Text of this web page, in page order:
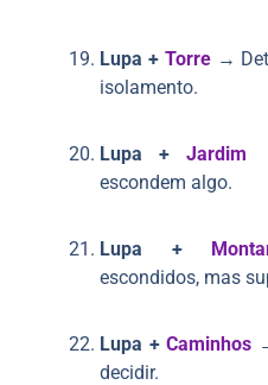
Lupa + Torre →
isolamento.
Lupa +Jardim
escondem algo.
Lupa +
escondidos, mas
Lupa +Caminhos
decidir.